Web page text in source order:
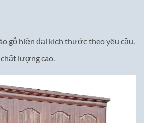
gỗ hiện đại kích thước theo yêu cầu.
lượng cao.